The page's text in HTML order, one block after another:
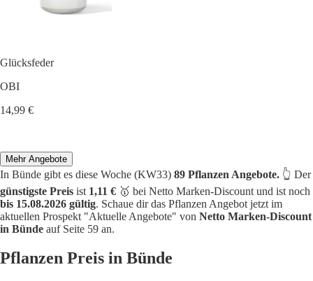
Glücksfeder
OBI
14,99 €
Mehr Angebote
In Bünde gibt es diese Woche (KW33) 89 Pflanzen Angebote. 👆 Der
günstigste Preis ist 1,11 € 🥇 bei Netto Marken-Discount und ist noch
bis 15.08.2026 gültig. Schaue dir das Pflanzen Angebot jetzt im
aktuellen Prospekt "Aktuelle Angebote" von Netto Marken-Discount
in Bünde auf Seite 59 an.
Pflanzen Preis in Bünde